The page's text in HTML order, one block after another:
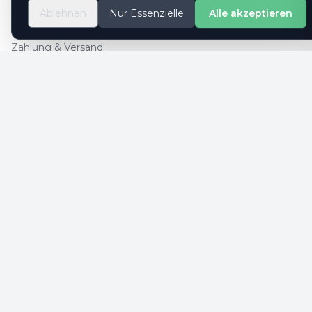
So geht es
Kontaktformular
Zahlung & Versand
Ablehnen Nur Essenzielle Alle akzeptieren